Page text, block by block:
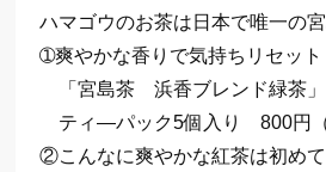
ハマゴウのお茶は日本で唯一の宮
➀爽やかな香りで気持ちリセット
「宮島茶 浜香ブレンド緑茶」
ティ―パック5個入り 800円（
②こんなに爽やかな紅茶は初めて